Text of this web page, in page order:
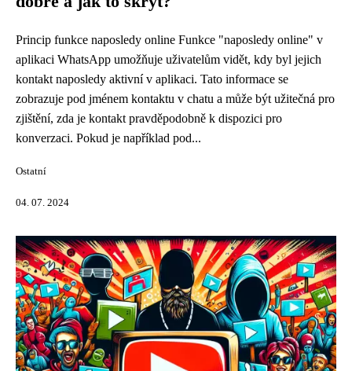
Princip funkce naposledy online Funkce "naposledy online" v
aplikaci WhatsApp umožňuje uživatelům vidět, kdy byl jejich
kontakt naposledy aktivní v aplikaci. Tato informace se
zobrazuje pod jménem kontaktu v chatu a může být užitečná pro
zjištění, zda je kontakt pravděpodobně k dispozici pro
konverzaci. Pokud je například pod...
Ostatní
04. 07. 2024